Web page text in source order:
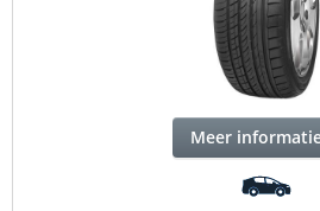
Meer